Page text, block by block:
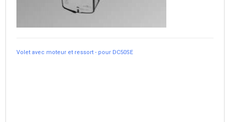
Volet avec moteur et ressort - pour DC50SE